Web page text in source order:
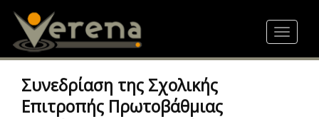
content
Toggle
Συνεδρίαση της Σχολικής
Επιτροπής Πρωτοβάθμιας